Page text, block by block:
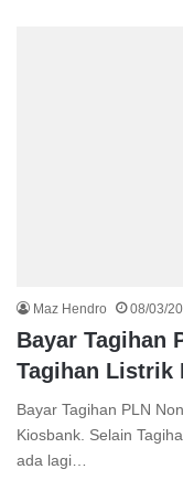
Maz Hendro 08/03/
Bayar Tagihan
Tagihan Listrik
Bayar Tagihan PLN
Kiosbank. Selain
ada lagi…